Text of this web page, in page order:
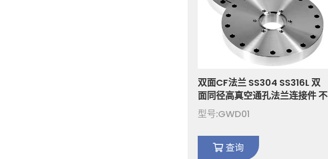
双面CF法兰 SS304 SS316L 双
面同径高真空通孔法兰连接件 不
锈钢耐高低温高真空半导体接头
适用于在真空半导体 CF16-250
型号:GWD01
查询